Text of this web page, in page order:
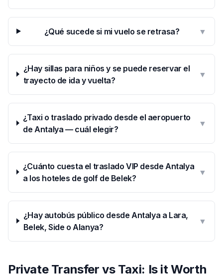
¿Qué sucede si mi vuelo se retrasa? ▼
¿Hay sillas para niños y se puede reservar el
trayecto de ida y vuelta?
▼
¿Taxi o traslado privado desde el aeropuerto
de Antalya — cuál elegir?
▼
¿Cuánto cuesta el traslado VIP desde Antalya
a los hoteles de golf de Belek?
▼
¿Hay autobús público desde Antalya a Lara,
Belek, Side o Alanya?
▼
Private Transfer vs Taxi: Is it Worth